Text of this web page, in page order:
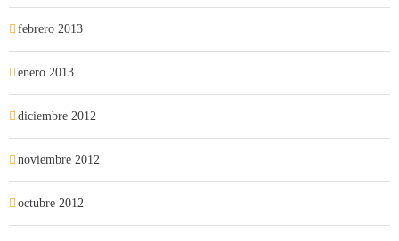
febrero 2013
enero 2013
diciembre 2012
noviembre 2012
octubre 2012